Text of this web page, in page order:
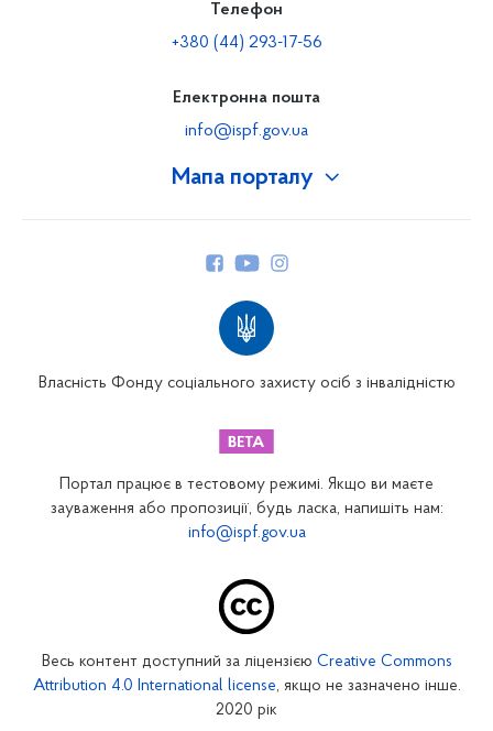
Мапа порталу
Закарпатське відділення
Запорізьке відділення
Кіровоградське відділення
Телефон
+380 (44) 293-17-56
Електронна пошта
info@ispf.gov.ua
Власність Фонду соціального захисту осіб з інвалідністю
Портал працює в тестовому режимі. Якщо ви маєте
зауваження або пропозиції, будь ласка, напишіть нам:
info@ispf.gov.ua
Весь контент доступний за ліцензією Creative Commons
Attribution 4.0 International license, якщо не зазначено інше.
2020 рік